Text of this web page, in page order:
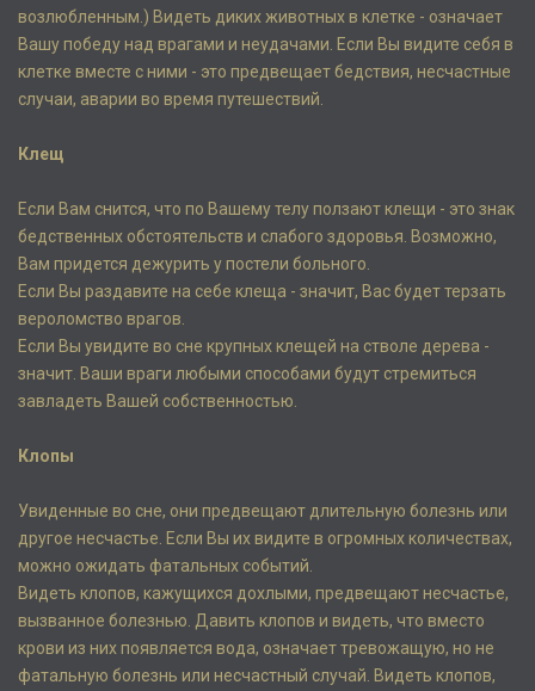
возлюбленным.) Видеть диких животных в клетке - означает
Вашу победу над врагами и неудачами. Если Вы видите себя в
клетке вместе с ними - это предвещает бедствия, несчастные
случаи, аварии во время путешествий.
Клещ
Если Вам снится, что по Вашему телу ползают клещи - это знак
бедственных обстоятельств и слабого здоровья. Возможно,
Вам придется дежурить у постели больного.
Если Вы раздавите на себе клеща - значит, Вас будет терзать
вероломство врагов.
Если Вы увидите во сне крупных клещей на стволе дерева -
значит. Ваши враги любыми способами будут стремиться
завладеть Вашей собственностью.
Клопы
Увиденные во сне, они предвещают длительную болезнь или
другое несчастье. Если Вы их видите в огромных количествах,
можно ожидать фатальных событий.
Видеть клопов, кажущихся дохлыми, предвещают несчастье,
вызванное болезнью. Давить клопов и видеть, что вместо
крови из них появляется вода, означает тревожащую, но не
фатальную болезнь или несчастный случай. Видеть клопов,